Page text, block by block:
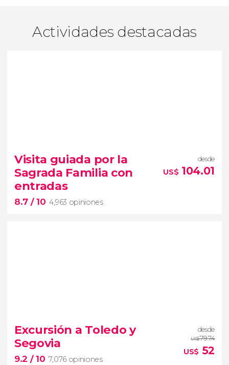
Actividades destacadas
Visita guiada por la
Sagrada Familia con
entradas
8.7 / 10 4,963 opiniones
desde
US$ 104.01
gran obra maestra de Gaudí
visita guiada por la Sagrada Familia con entradas
Excursión a Toledo y
Segovia
9.2 / 10 7,076 opiniones
desde
US$79.74
US$ 52